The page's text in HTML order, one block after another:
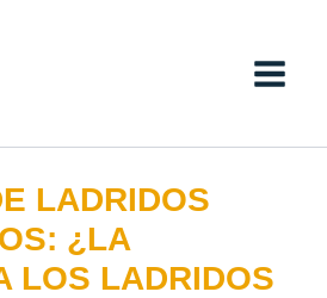
LADRIDOS
¿LA
LOS LADRIDOS